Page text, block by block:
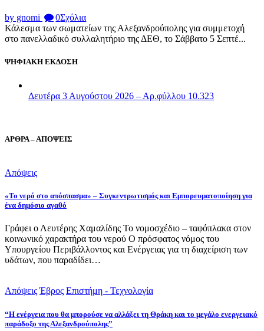
by gnomi 0Σχόλια
Κάλεσμα των σωματείων της Αλεξανδρούπολης για συμμετοχή
στο πανελλαδικό συλλαλητήριο της ΔΕΘ, το Σάββατο 5 Σεπτέ...
ΨΗΦΙΑΚΗ ΕΚΔΟΣΗ
Δευτέρα 3 Αυγούστου 2026 – Αρ.φύλλου 10.323
ΑΡΘΡΑ – ΑΠΟΨΕΙΣ
Απόψεις
«Το νερό στο απόσπασμα» – Συγκεντρωτισμός και Εμπορευματοποίηση για
ένα δημόσιο αγαθό
Γράφει ο Λευτέρης Χαμαλίδης Το νομοσχέδιο – ταφόπλακα στον
κοινωνικό χαρακτήρα του νερού Ο πρόσφατος νόμος του
Υπουργείου Περιβάλλοντος και Ενέργειας για τη διαχείριση των
υδάτων, που παραδίδει…
Απόψεις Έβρος Επιστήμη - Τεχνολογία
“Η ενέργεια που θα μπορούσε να αλλάξει τη Θράκη και το μεγάλο ενεργειακό
παράδοξο της Αλεξανδρούπολης”